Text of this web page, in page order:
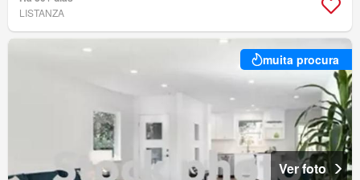
LISTANZA
muita procura
Ver foto